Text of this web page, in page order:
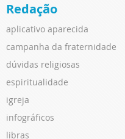
Redação
aplicativo aparecida
campanha da fraternidade
dúvidas religiosas
espiritualidade
igreja
infográficos
libras